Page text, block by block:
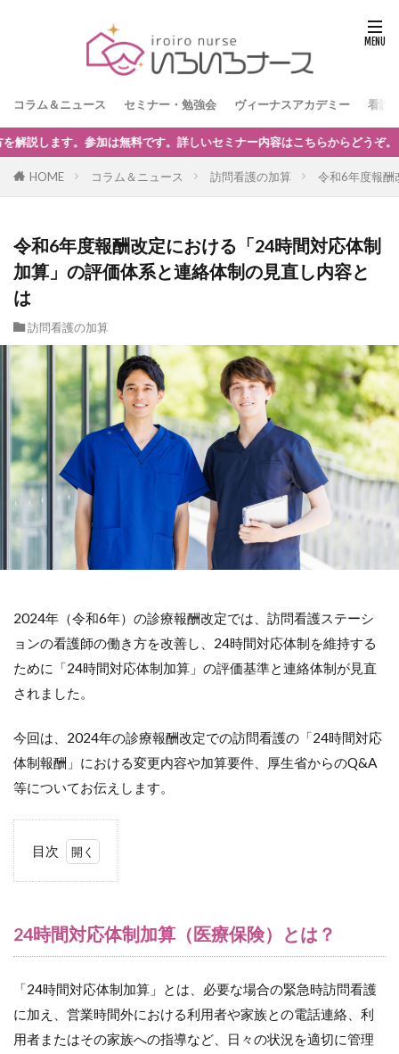
コラム＆ニュース セミナー・勉強会 ヴィーナスアカデミー 看護
らからどうぞ。
HOME コラム＆ニュース 訪問看護の加算 令和6年度報酬
令和6年度報酬改定における「24時間対応体制
加算」の評価体系と連絡体制の見直し内容と
は
訪問看護の加算
2024年（令和6年）の診療報酬改定では、訪問看護ステーシ
ョンの看護師の働き方を改善し、24時間対応体制を維持する
ために「24時間対応体制加算」の評価基準と連絡体制が見直
されました。
今回は、2024年の診療報酬改定での訪問看護の「24時間対応
体制報酬」における変更内容や加算要件、厚生省からのQ&A
等についてお伝えします。
目次
対応
体制
加算
療保
険）
は？
24時間対応体制加算（医療保険）とは？
「24時間対応体制加算」とは、必要な場合の緊急時訪問看護
に加え、営業時間外における利用者や家族との電話連絡、利
用者またはその家族への指導など、日々の状況を適切に管理